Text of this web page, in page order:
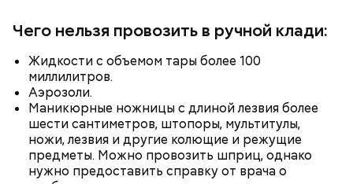
Чего нельзя провозить в ручной клади:
Жидкости с объемом тары более 100
миллилитров.
Аэрозоли.
Маникюрные ножницы с длиной лезвия более
шести сантиметров, штопоры, мультитулы,
ножи, лезвия и другие колющие и режущие
предметы. Можно провозить шприц, однако
нужно предоставить справку от врача о
Терапевт Кондрахин назвал
продукты и напитки, которые
выводят токсины из организма
Ранние плоды, по словам врача, лучше не есть:
Чистит сосуды и защищает от
рака: чем полезен кресс-салат